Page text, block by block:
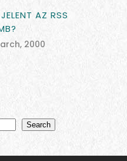
AZ RSS
2000
Search